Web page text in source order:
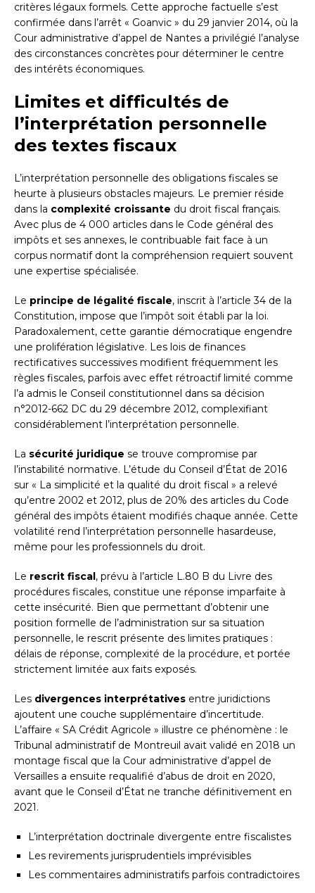
critères légaux formels. Cette approche factuelle s’est
confirmée dans l’arrêt « Goanvic » du 29 janvier 2014, où la
Cour administrative d’appel de Nantes a privilégié l’analyse
des circonstances concrètes pour déterminer le centre
des intérêts économiques.
Limites et difficultés de
l’interprétation personnelle
des textes fiscaux
L’interprétation personnelle des obligations fiscales se
heurte à plusieurs obstacles majeurs. Le premier réside
dans la complexité croissante du droit fiscal français.
Avec plus de 4 000 articles dans le Code général des
impôts et ses annexes, le contribuable fait face à un
corpus normatif dont la compréhension requiert souvent
une expertise spécialisée.
Le principe de légalité fiscale, inscrit à l’article 34 de la
Constitution, impose que l’impôt soit établi par la loi.
Paradoxalement, cette garantie démocratique engendre
une prolifération législative. Les lois de finances
rectificatives successives modifient fréquemment les
règles fiscales, parfois avec effet rétroactif limité comme
l’a admis le Conseil constitutionnel dans sa décision
n°2012-662 DC du 29 décembre 2012, complexifiant
considérablement l’interprétation personnelle.
La sécurité juridique se trouve compromise par
l’instabilité normative. L’étude du Conseil d’État de 2016
sur « La simplicité et la qualité du droit fiscal » a relevé
qu’entre 2002 et 2012, plus de 20% des articles du Code
général des impôts étaient modifiés chaque année. Cette
volatilité rend l’interprétation personnelle hasardeuse,
même pour les professionnels du droit.
Le rescrit fiscal, prévu à l’article L.80 B du Livre des
procédures fiscales, constitue une réponse imparfaite à
cette insécurité. Bien que permettant d’obtenir une
position formelle de l’administration sur sa situation
personnelle, le rescrit présente des limites pratiques :
délais de réponse, complexité de la procédure, et portée
strictement limitée aux faits exposés.
Les divergences interprétatives entre juridictions
ajoutent une couche supplémentaire d’incertitude.
L’affaire « SA Crédit Agricole » illustre ce phénomène : le
Tribunal administratif de Montreuil avait validé en 2018 un
montage fiscal que la Cour administrative d’appel de
Versailles a ensuite requalifié d’abus de droit en 2020,
avant que le Conseil d’État ne tranche définitivement en
2021.
L’interprétation doctrinale divergente entre fiscalistes
Les revirements jurisprudentiels imprévisibles
Les commentaires administratifs parfois contradictoires